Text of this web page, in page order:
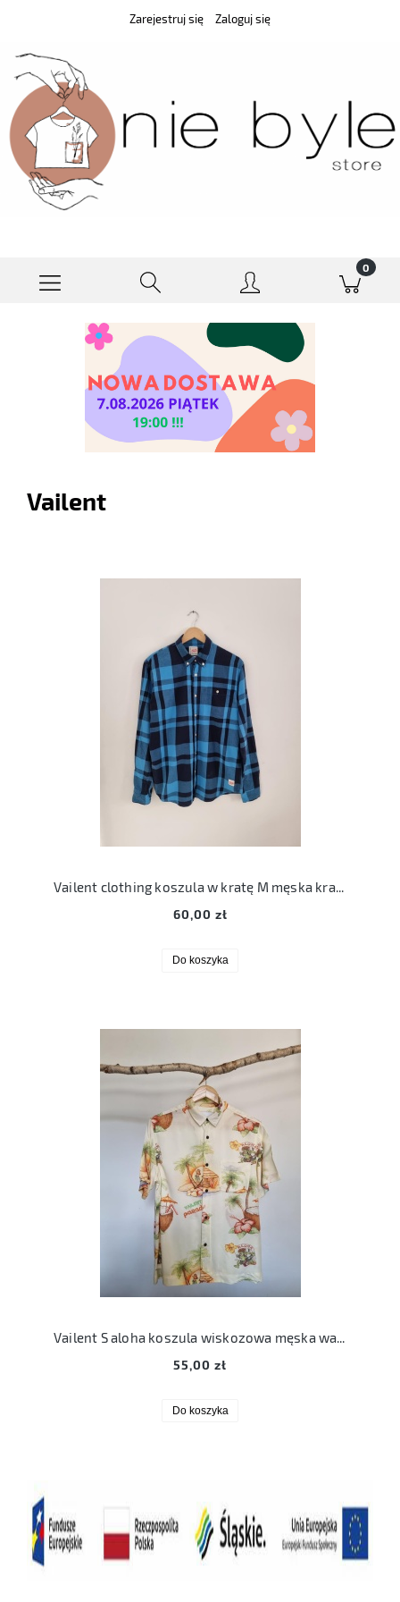
Zarejestruj się Zaloguj się
Vailent
Vailent clothing koszula w kratę M męska krata
60,00 zł
Do koszyka
55,00 zł
Do koszyka